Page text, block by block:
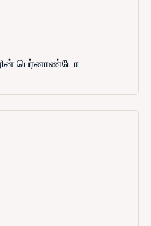
பெர்னாண்டோ​